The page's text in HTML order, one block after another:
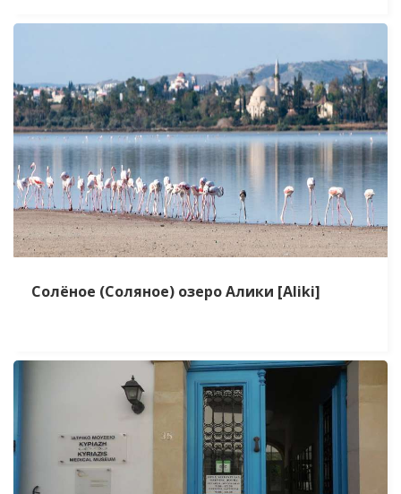
Солёное (Соляное) озеро Алики [Aliki]